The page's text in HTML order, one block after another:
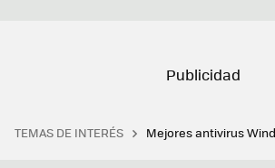
TEMAS DE INTERÉS Mejores antivirus